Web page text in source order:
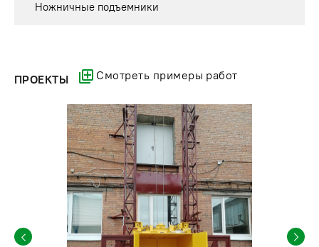
Ножничные подъемники
ПРОЕКТЫ Смотреть примеры работ